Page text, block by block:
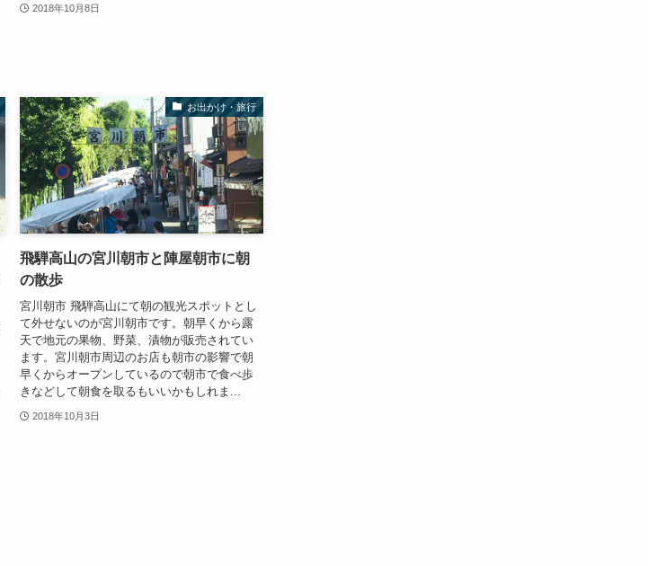
2018年10月8日
お出かけ・旅行
飛騨高山の宮川朝市と陣屋朝市に朝
の散歩
宮川朝市 飛騨高山にて朝の観光スポットとし
て外せないのが宮川朝市です。朝早くから露
天で地元の果物、野菜、漬物が販売されてい
ます。宮川朝市周辺のお店も朝市の影響で朝
早くからオープンしているので朝市で食べ歩
きなどして朝食を取るもいいかもしれま...
2018年10月3日